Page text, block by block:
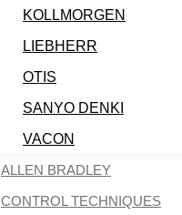
KOLLMORGEN
LIEBHERR
OTIS
SANYO DENKI
VACON
ALLEN BRADLEY
CONTROL TECHNIQUES